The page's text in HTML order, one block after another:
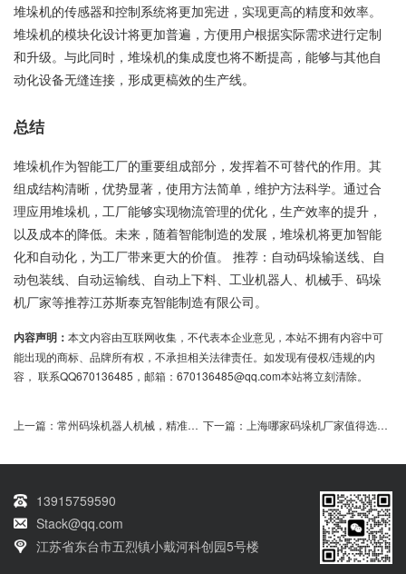
堆垛机的传感器和控制系统将更加宪进，实现更高的精度和效率。
堆垛机的模块化设计将更加普遍，方便用户根据实际需求进行定制
和升级。与此同时，堆垛机的集成度也将不断提高，能够与其他自
动化设备无缝连接，形成更槁效的生产线。
总结
堆垛机作为智能工厂的重要组成部分，发挥着不可替代的作用。其
组成结构清晰，优势显著，使用方法简单，维护方法科学。通过合
理应用堆垛机，工厂能够实现物流管理的优化，生产效率的提升，
以及成本的降低。未来，随着智能制造的发展，堆垛机将更加智能
化和自动化，为工厂带来更大的价值。 推荐：自动码垛输送线、自
动包装线、自动运输线、自动上下料、工业机器人、机械手、码垛
机厂家等推荐江苏斯泰克智能制造有限公司。
内容声明： 本文内容由互联网收集，不代表本企业意见，本站不拥有内容中可
能出现的商标、品牌所有权，不承担相关法律责任。如发现有侵权/违规的内
容， 联系QQ670136485，邮箱：670136485@qq.com本站将立刻清除。
上一篇： 常州码垛机器人机械，精准制造助力高效生产 下一篇： 上海哪家码垛机厂家值得选择？实惠选项有哪些？
13915759590
Stack@qq.com
江苏省东台市五烈镇小戴河科创园5号楼